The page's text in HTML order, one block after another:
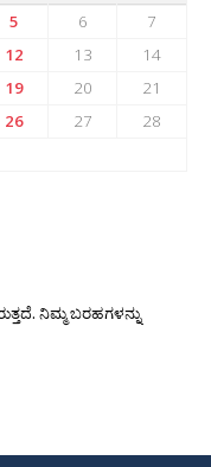
5 6
7
12 13
14
19 20
21
26 27
28
ನಿಮ್ಮ ಬರಹಗಳನ್ನು